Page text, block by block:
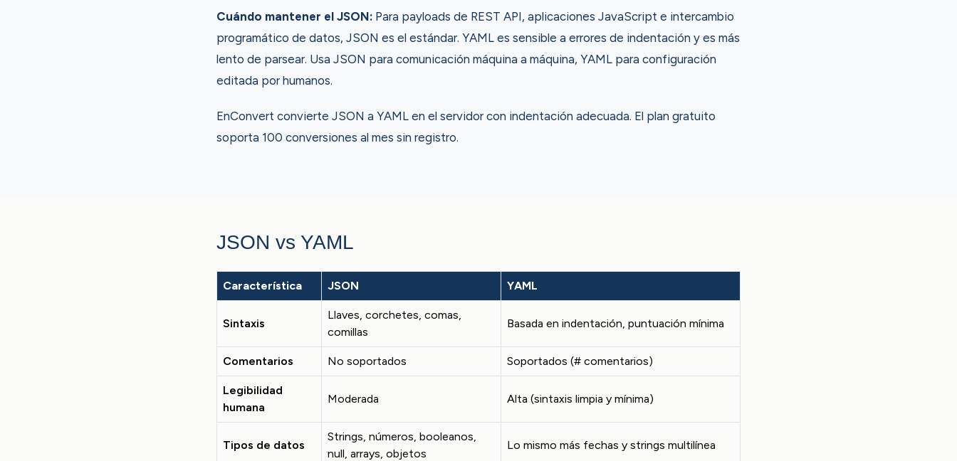
Cuándo mantener el JSON: Para payloads de REST API, aplicaciones JavaScript e intercambio
programático de datos, JSON es el estándar. YAML es sensible a errores de indentación y es más
lento de parsear. Usa JSON para comunicación máquina a máquina, YAML para configuración
editada por humanos.
EnConvert convierte JSON a YAML en el servidor con indentación adecuada. El plan gratuito
soporta 100 conversiones al mes sin registro.
JSON vs YAML
Característica JSON YAML
Sintaxis
Llaves, corchetes, comas,
comillas
Basada en indentación, puntuación mínima
Comentarios No soportados Soportados (# comentarios)
Legibilidad
humana
Moderada Alta (sintaxis limpia y mínima)
Tipos de datos
Strings, números, booleanos,
null, arrays, objetos
Lo mismo más fechas y strings multilínea